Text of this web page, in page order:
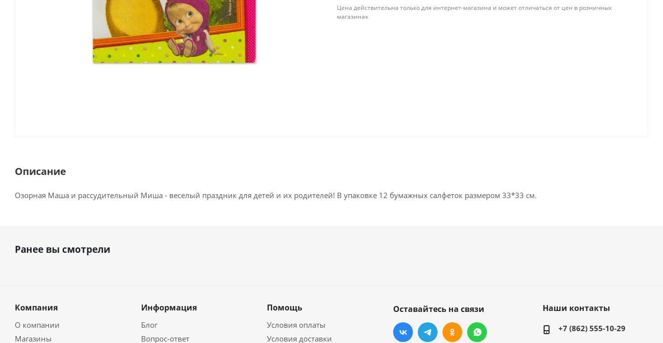
Цена действительна только для интернет-магазина и может отличаться от цен в розничных
магазинах
Описание
Озорная Маша и рассудительный Миша - веселый праздник для детей и их родителей! В упаковке 12 бумажных салфеток размером 33*33 см.
Ранее вы смотрели
Компания
О компании
Магазины
Информация
Блог
Вопрос-ответ
Помощь
Условия оплаты
Условия доставки
Оставайтесь на связи Наши контакты
+7 (862) 555-10-29